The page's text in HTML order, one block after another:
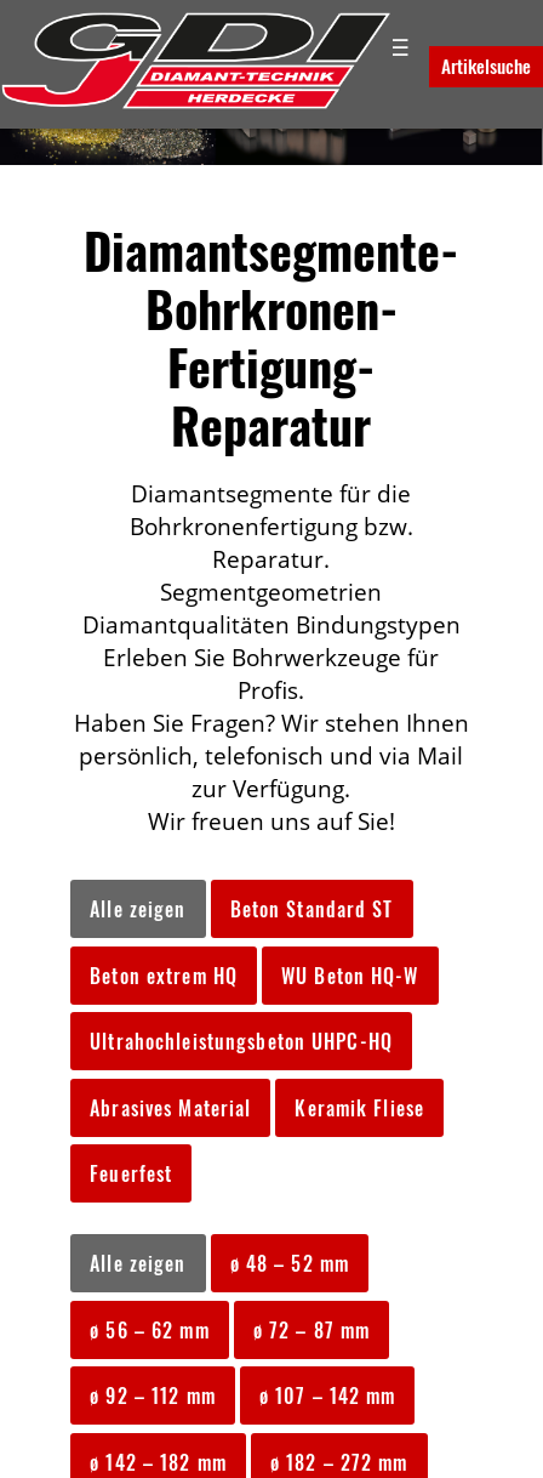
☰
Artikelsuche
Diamantsegmente-
Bohrkronen-
Fertigung-
Reparatur
Diamantsegmente für die
Bohrkronenfertigung bzw.
Reparatur.
Segmentgeometrien
Diamantqualitäten Bindungstypen
Erleben Sie Bohrwerkzeuge für
Profis.
Haben Sie Fragen? Wir stehen Ihnen
persönlich, telefonisch und via Mail
zur Verfügung.
Wir freuen uns auf Sie!
Alle zeigen Beton Standard ST
Beton extrem HQ WU Beton HQ-W
Ultrahochleistungsbeton UHPC-HQ
Abrasives Material Keramik Fliese
Feuerfest
Alle zeigen ø 48 – 52 mm
ø 56 – 62 mm ø 72 – 87 mm
ø 92 – 112 mm ø 107 – 142 mm
ø 142 – 182 mm ø 182 – 272 mm